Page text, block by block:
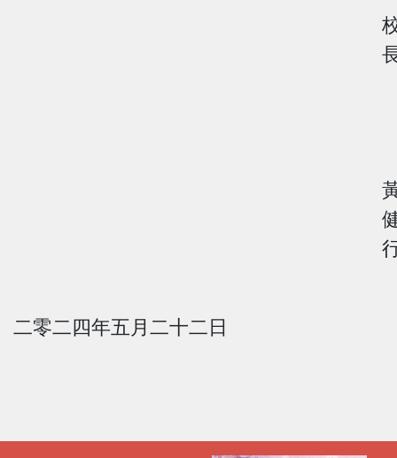
二零二四年五月二十二日